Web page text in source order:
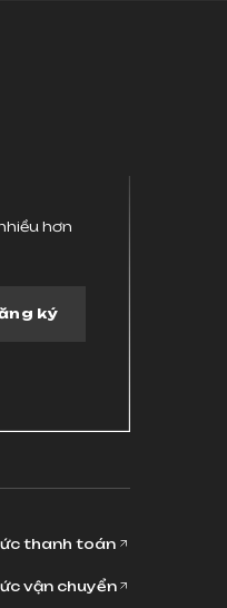
hơn
ký
thanh toán
vận chuyển